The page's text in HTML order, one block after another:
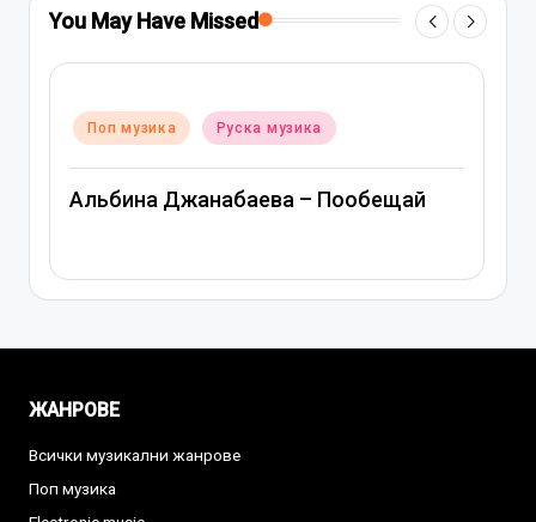
You May Have Missed
Пообещай
in
Поп музика
Митя Фомин и Альбина
Спасибо, сердце
ЖАНРОВЕ
Всички музикални жанрове
Поп музика